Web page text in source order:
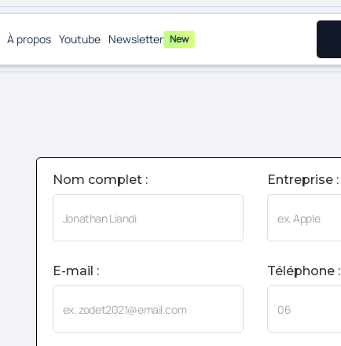
À propos Youtube Newsletter New
Nom complet : Entreprise :
E-mail : Téléphone :